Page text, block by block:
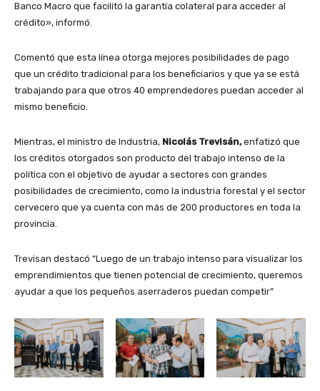
Banco Macro que facilitó la garantía colateral para acceder al
crédito», informó.
Comentó que esta línea otorga mejores posibilidades de pago
que un crédito tradicional para los beneficiarios y que ya se está
trabajando para que otros 40 emprendedores puedan acceder al
mismo beneficio.
Mientras, el ministro de Industria, Nicolás Trevisán,enfatizó que
los créditos otorgados son producto del trabajo intenso de la
política con el objetivo de ayudar a sectores con grandes
posibilidades de crecimiento, como la industria forestal y el sector
cervecero que ya cuenta con más de 200 productores en toda la
provincia.
Trevisan destacó “Luego de un trabajo intenso para visualizar los
emprendimientos que tienen potencial de crecimiento, queremos
ayudar a que los pequeños aserraderos puedan competir”